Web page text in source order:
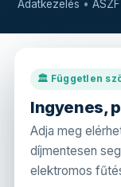
Adatkezelés • ÁSZF
🏛️ Független
Ingyenes,
Adja meg
díjmentesen
elektromos